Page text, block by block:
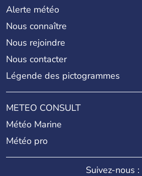
Alerte météo
Nous connaître
Nous rejoindre
Nous contacter
Légende des pictogrammes
METEO CONSULT
Météo Marine
Météo pro
Suivez-nous :